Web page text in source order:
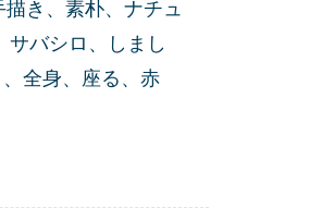
き、素朴、ナチュ
バシロ、しまし
全身、座る、赤